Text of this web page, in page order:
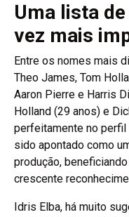
Uma lista
vez mais
Entre os nomes mais
Theo James, Tom
Aaron Pierre e Harris
Holland (29 anos) e
perfeitamente no perfil
sido apontado como
produção,
crescente
Idris Elba, há muito